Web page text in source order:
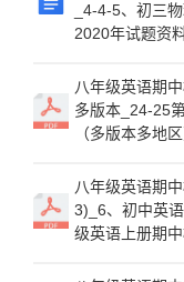
_4-4-5、初三
2020年试题资
八年级英语期
多版本_24-25
（多版本多地区
八年级英语期
3)_6、初中英
级英语上册期